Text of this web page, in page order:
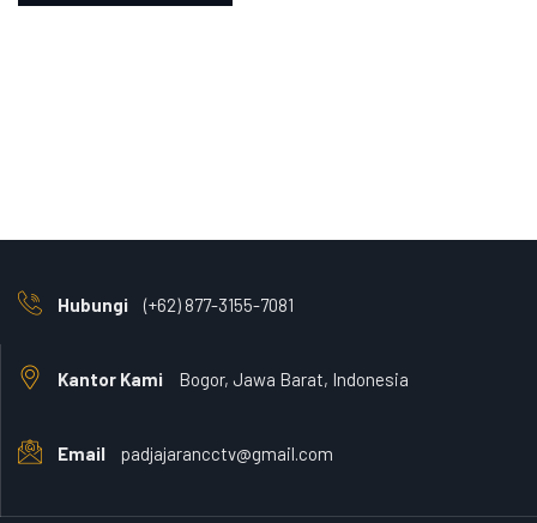
Hubungi (+62) 877-3155-7081
Kantor Kami Bogor, Jawa Barat, Indonesia
Email padjajarancctv@gmail.com